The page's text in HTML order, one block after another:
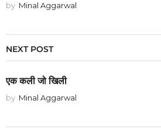
by Minal Aggarwal
NEXT POST
एक कली जो खिली
by Minal Aggarwal